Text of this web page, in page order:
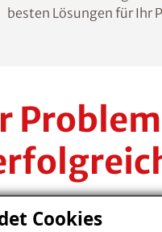
Cookies
besten Lösungen für Ihr